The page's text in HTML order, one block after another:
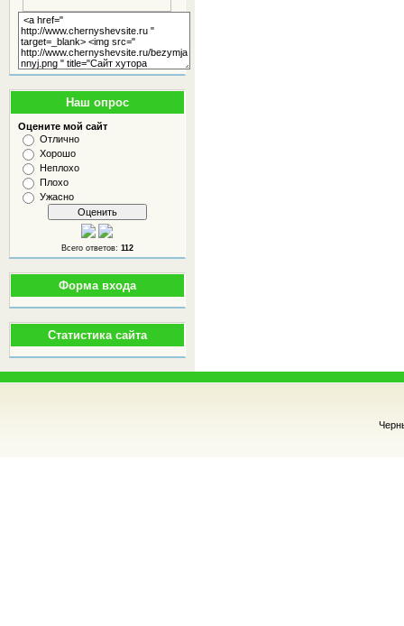
Наш опрос
Оцените мой сайт
Отлично
Хорошо
Неплохо
Плохо
Ужасно
Всего ответов: 112
Форма входа
Статистика сайта